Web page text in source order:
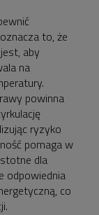
to, że
aby
na
powinna
ryzyko
pomaga w
dla
odpowiednia
co